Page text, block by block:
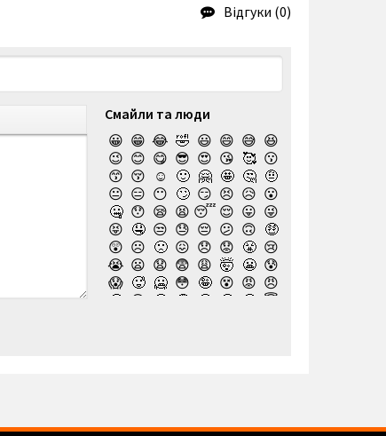
Відгуки (0)
Смайли та люди
😀 😁 😂 🤣 😃 😄 😅 😆
😉 😊 😋 😎 😍 😘 🥰 😗
😙 😚 ☺️ 🙂 🤗 🤩 🤔 🤨
😐 😑 😶 🙄 😏 😣 😥 😮
🤐 😯 😪 😫 😴 😌 😛 😜
😝 🤤 😒 😓 😔 😕 🙃 🤑
😲 ☹️ 🙁 😖 😞 😟 😤 😢
😭 😦 😧 😨 😩 🤯 😬 😰
😱 🥵 🥶 😳 🤪 😵 😡 😠
🤬
😷 🤒 🤕 🤢 🤮 🤧 😇